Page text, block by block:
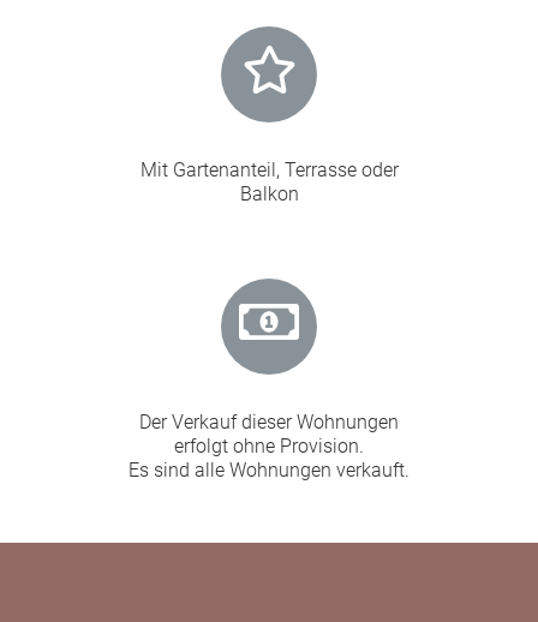
Mit Gartenanteil, Terrasse oder
Balkon
Der Verkauf dieser Wohnungen
erfolgt ohne Provision.
Es sind alle Wohnungen verkauft.